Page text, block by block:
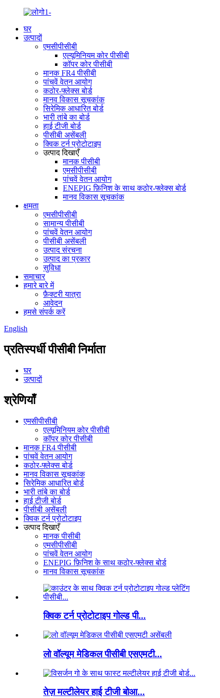
घर
उत्पादों
एमसीपीसीबी
एल्यूमिनियम कोर पीसीबी
कॉपर कोर पीसीबी
मानक FR4 पीसीबी
पांचवें वेतन आयोग
कठोर-फ्लेक्स बोर्ड
मानव विकास सूचकांक
सिरेमिक आधारित बोर्ड
भारी तांबे का बोर्ड
हाई टीजी बोर्ड
पीसीबी असेंबली
क्विक टर्न प्रोटोटाइप
उत्पाद दिखाएँ
मानक पीसीबी
एमसीपीसीबी
पांचवें वेतन आयोग
ENEPIG फ़िनिश के साथ कठोर-फ्लेक्स बोर्ड
मानव विकास सूचकांक
क्षमता
एमसीपीसीबी
सामान्य पीसीबी
पांचवें वेतन आयोग
पीसीबी असेंबली
उत्पाद संरचना
उत्पाद का प्रकार
सुविधा
समाचार
हमारे बारे में
फ़ैक्टरी यात्रा
आवेदन
हमसे संपर्क करें
English
प्रतिस्पर्धी पीसीबी निर्माता
घर
उत्पादों
श्रेणियाँ
एमसीपीसीबी
एल्यूमिनियम कोर पीसीबी
कॉपर कोर पीसीबी
मानक FR4 पीसीबी
पांचवें वेतन आयोग
कठोर-फ्लेक्स बोर्ड
मानव विकास सूचकांक
सिरेमिक आधारित बोर्ड
भारी तांबे का बोर्ड
हाई टीजी बोर्ड
पीसीबी असेंबली
क्विक टर्न प्रोटोटाइप
उत्पाद दिखाएँ
मानक पीसीबी
एमसीपीसीबी
पांचवें वेतन आयोग
ENEPIG फ़िनिश के साथ कठोर-फ्लेक्स बोर्ड
मानव विकास सूचकांक
क्विक टर्न प्रोटोटाइप गोल्ड पी...
लो वॉल्यूम मेडिकल पीसीबी एसएमटी...
तेज़ मल्टीलेयर हाई टीजी बोआ...